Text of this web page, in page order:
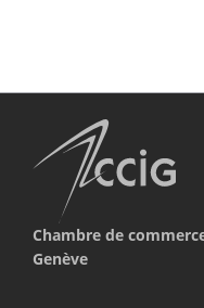
Chambre de
Genève